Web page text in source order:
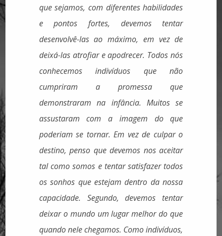
que sejamos, com diferentes habilidades
e pontos fortes, devemos tentar
desenvolvê-las ao máximo, em vez de
deixá-las atrofiar e apodrecer. Todos nós
conhecemos indivíduos que não
cumpriram a promessa que
demonstraram na infância. Muitos se
assustaram com a imagem do que
poderiam se tornar. Em vez de culpar o
destino, penso que devemos nos aceitar
tal como somos e tentar satisfazer todos
os sonhos que estejam dentro da nossa
capacidade. Segundo, devemos tentar
deixar o mundo um lugar melhor do que
quando nele chegamos. Como indivíduos,